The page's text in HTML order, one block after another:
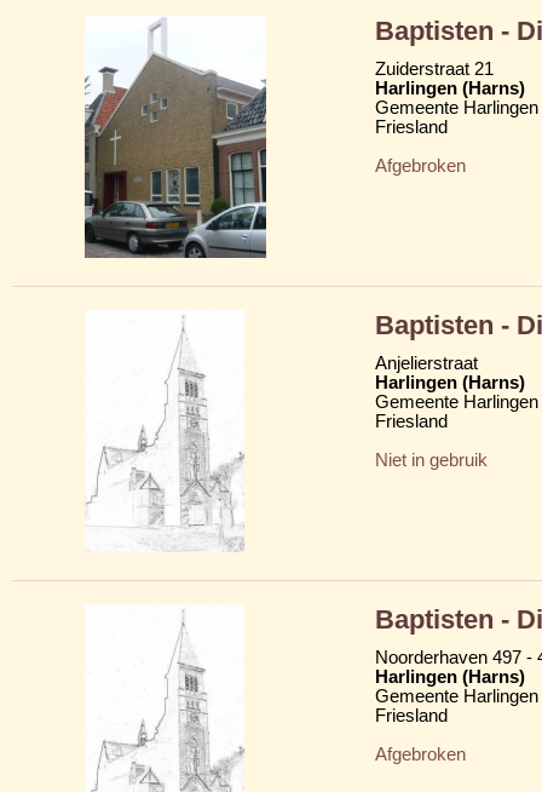
Baptisten -
Zuiderstraat 21
Harlingen (Harns)
Gemeente Harlingen
Friesland
Afgebroken
Baptisten -
Anjelierstraat
Harlingen (Harns)
Gemeente Harlingen
Friesland
Niet in gebruik
Baptisten -
Noorderhaven 497 -
Harlingen (Harns)
Gemeente Harlingen
Friesland
Afgebroken